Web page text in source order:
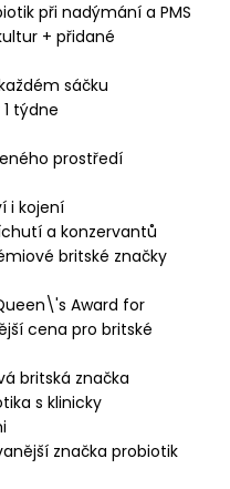
při nadýmání a PMS
+ přidané
sáčku
týdne
prostředí
i kojení
a konzervantů
britské značky
Award for
cena pro britské
britská značka
s klinicky
značka probiotik